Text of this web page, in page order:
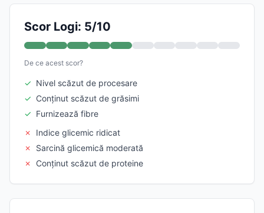
Scor Logi: 5/10
De ce acest scor?
✓ Nivel scăzut de procesare
✓ Conținut scăzut de grăsimi
✓ Furnizează fibre
✗
Indice glicemic ridicat
✗
Sarcină glicemică moderată
✗
Conținut scăzut de proteine